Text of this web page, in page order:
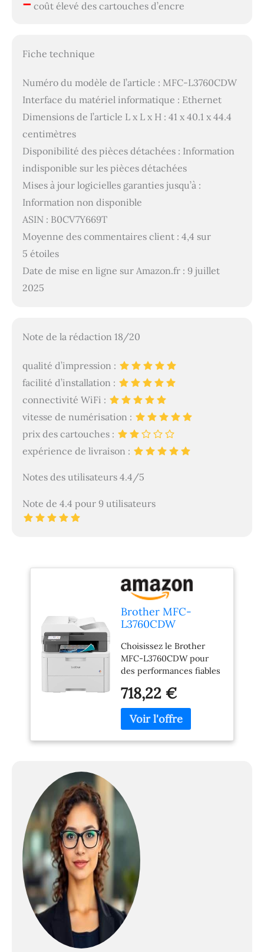
– coût élevé des cartouches d’encre
Fiche technique
Numéro du modèle de l’article : MFC-L3760CDW
Interface du matériel informatique : Ethernet
Dimensions de l’article L x L x H : 41 x 40.1 x 44.4
centimètres
Disponibilité des pièces détachées : Information
indisponible sur les pièces détachées
Mises à jour logicielles garanties jusqu’à :
Information non disponible
ASIN : B0CV7Y669T
Moyenne des commentaires client : 4,4 sur
5 étoiles
Date de mise en ligne sur Amazon.fr : 9 juillet
2025
Note de la rédaction 18/20
qualité d’impression :
facilité d’installation :
connectivité WiFi :
vitesse de numérisation :
prix des cartouches :
expérience de livraison :
Notes des utilisateurs 4.4/5
Note de 4.4 pour 9 utilisateurs
Brother MFC-
L3760CDW
Laser A4 Couleur
Choisissez le Brother
MFC-L3760CDW pour
des performances fiables
travail éco-responsable.
Polyvalente.
Écoresponsable.
Écoresponsable : Blauer
Engel Chargeur (feuilles)
718,22 €